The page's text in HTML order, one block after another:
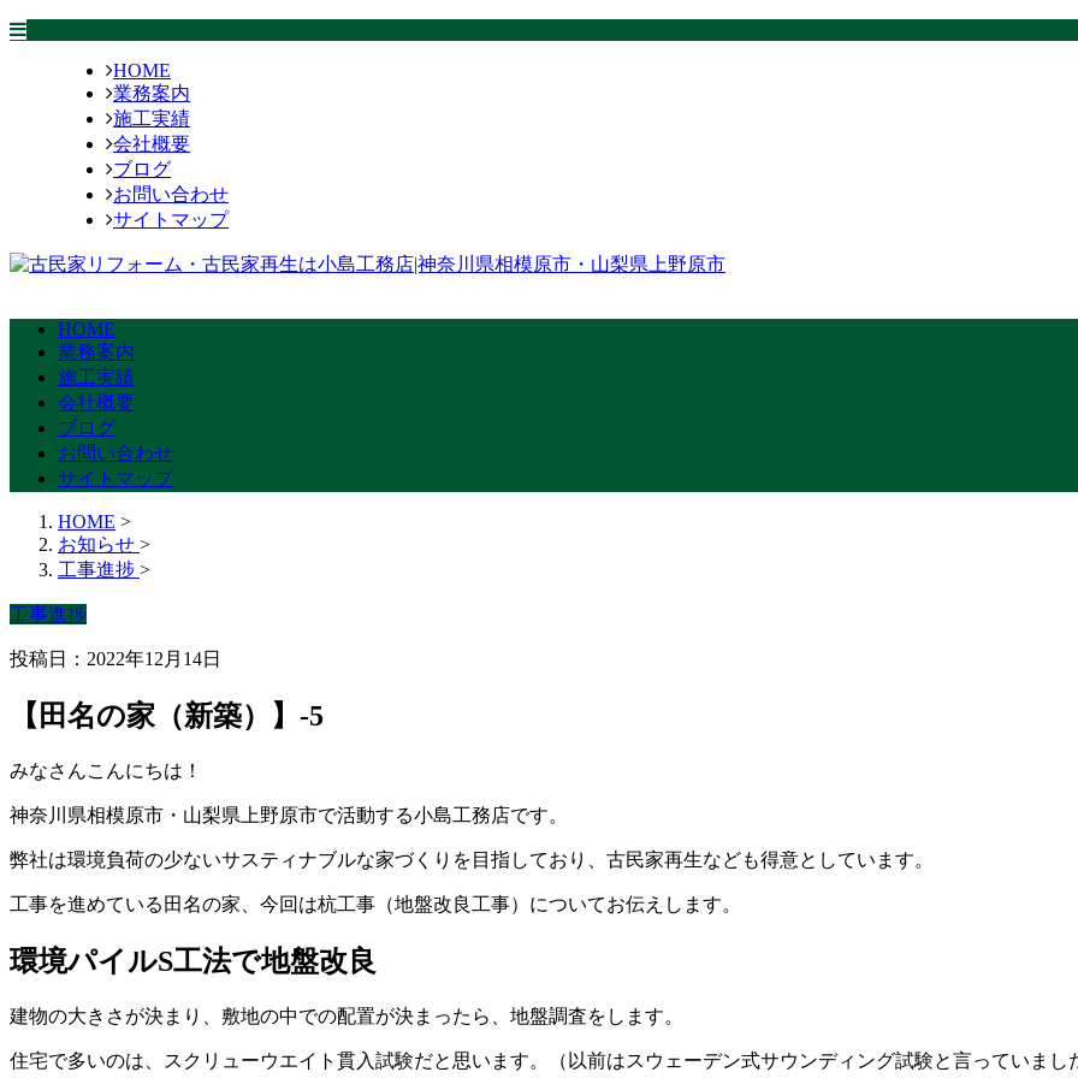
HOME
業務案内
施工実績
会社概要
ブログ
お問い合わせ
サイトマップ
HOME
業務案内
施工実績
会社概要
ブログ
お問い合わせ
サイトマップ
HOME >
お知らせ >
工事進捗 >
工事進捗
投稿日：2022年12月14日
【田名の家（新築）】-5
みなさんこんにちは！
神奈川県相模原市・山梨県上野原市で活動する小島工務店です。
弊社は環境負荷の少ないサスティナブルな家づくりを目指しており、古民家再生なども得意としています。
工事を進めている田名の家、今回は杭工事（地盤改良工事）についてお伝えします。
環境パイルS工法で地盤改良
建物の大きさが決まり、敷地の中での配置が決まったら、地盤調査をします。
住宅で多いのは、スクリューウエイト貫入試験だと思います。（以前はスウェーデン式サウンディング試験と言っていまし